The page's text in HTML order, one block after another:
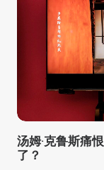
汤姆·克鲁斯痛
了？